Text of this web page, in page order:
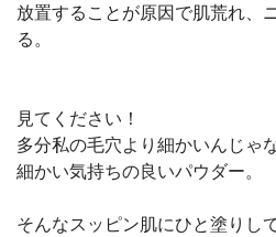
放置することが原因で肌荒れ、
る。
見てください！
多分私の毛穴より細かいんじゃ
細かい気持ちの良いパウダー。
そんなスッピン肌にひと塗りし